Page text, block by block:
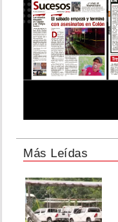
Más Leídas